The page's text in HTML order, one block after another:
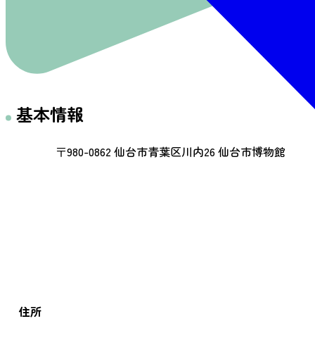
基本情報
住所
〒980-0862 仙台市青葉区川内26 仙台市博物館